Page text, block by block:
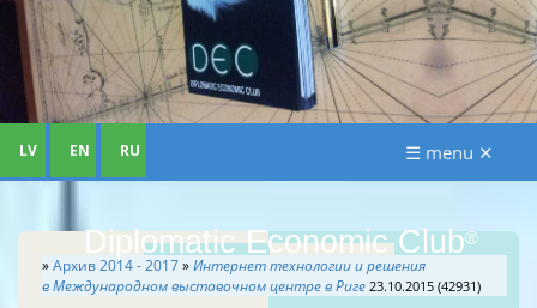
Diplomatic Economic Club®
LV EN RU ☰ menu ✕
»Архив 2014 - 2017»Интернет технологии и решения
в Международном выставочном центре в Риге 23.10.2015 (42931)